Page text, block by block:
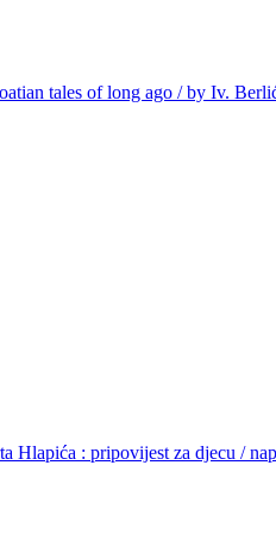
tales of long ago / by Iv.
Hlapića : pripovijest za djecu /